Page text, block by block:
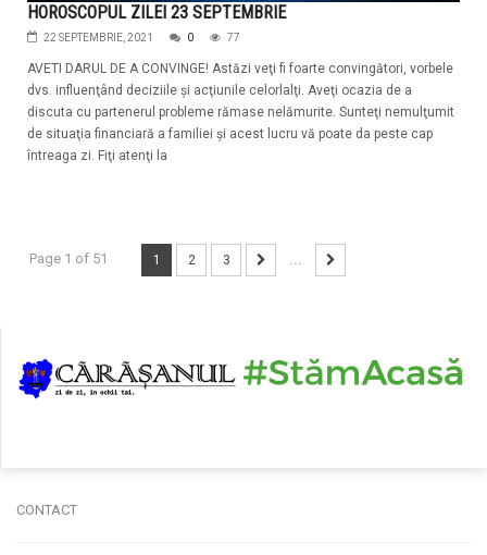
HOROSCOPUL ZILEI 23 SEPTEMBRIE
22 SEPTEMBRIE, 2021 0 77
AVETI DARUL DE A CONVINGE! Astăzi veţi fi foarte convingători, vorbele
dvs. influenţând deciziile şi acţiunile celorlalţi. Aveţi ocazia de a
discuta cu partenerul probleme rămase nelămurite. Sunteţi nemulţumit
de situaţia financiară a familiei şi acest lucru vă poate da peste cap
întreaga zi. Fiţi atenţi la
Page 1 of 51 1 2 3 ...
CONTACT